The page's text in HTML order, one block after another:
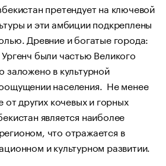
претендует на ключевой
и эти амбиции подкреплены
Древние и богатые города:
были частью Великого
заложено в культурной
населения. Не менее
от других кочевых и горных
является наиболее
что отражается в
и культурном развитии.